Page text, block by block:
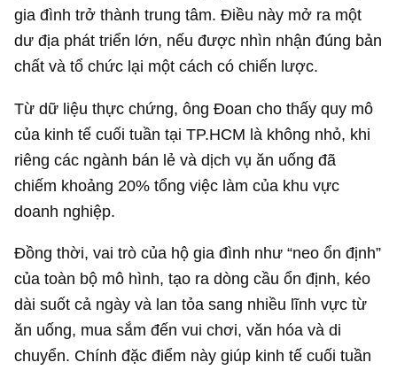
gia đình trở thành trung tâm. Điều này mở ra một
dư địa phát triển lớn, nếu được nhìn nhận đúng bản
chất và tổ chức lại một cách có chiến lược.
Từ dữ liệu thực chứng, ông Đoan cho thấy quy mô
của kinh tế cuối tuần tại TP.HCM là không nhỏ, khi
riêng các ngành bán lẻ và dịch vụ ăn uống đã
chiếm khoảng 20% tổng việc làm của khu vực
doanh nghiệp.
Đồng thời, vai trò của hộ gia đình như “neo ổn định”
của toàn bộ mô hình, tạo ra dòng cầu ổn định, kéo
dài suốt cả ngày và lan tỏa sang nhiều lĩnh vực từ
ăn uống, mua sắm đến vui chơi, văn hóa và di
chuyển. Chính đặc điểm này giúp kinh tế cuối tuần